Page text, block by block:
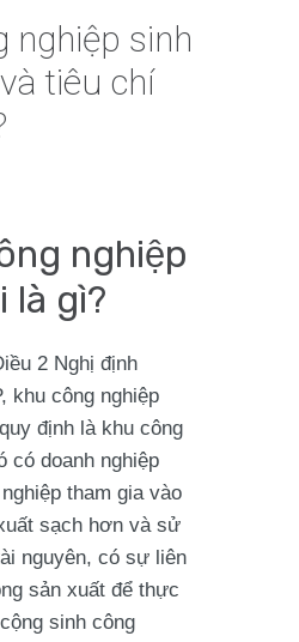
nghiệp sinh
tiêu chí
nghiệp
là gì?
2 Nghị định
khu công nghiệp
định là khu công
có doanh nghiệp
tham gia vào
sạch hơn và sử
nguyên, có sự liên
sản xuất để thực
sinh công